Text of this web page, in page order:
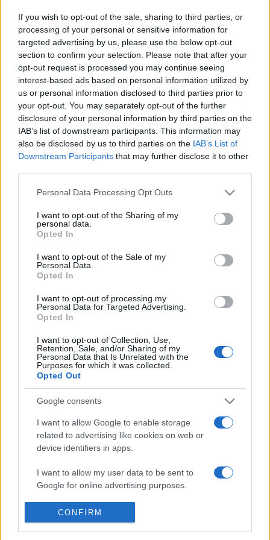
If you wish to opt-out of the sale, sharing to third parties, or
processing of your personal or sensitive information for
targeted advertising by us, please use the below opt-out
section to confirm your selection. Please note that after your
opt-out request is processed you may continue seeing
interest-based ads based on personal information utilized by
us or personal information disclosed to third parties prior to
your opt-out. You may separately opt-out of the further
disclosure of your personal information by third parties on the
IAB’s list of downstream participants. This information may
also be disclosed by us to third parties on the IAB’s List of
Downstream Participants that may further disclose it to other
Please note that this website/app uses one or more Google
not limited to your visit or usage behaviour. You may click to
grant or deny consent to Google and its third-party tags to
use your data for below specified purposes in below Google
consent section.
Personal Data Processing Opt Outs
I want to opt-out of the Sharing of my
personal data.
Opted In
I want to opt-out of the Sale of my
Personal Data.
Opted In
I want to opt-out of processing my
Personal Data for Targeted Advertising.
Opted In
I want to opt-out of Collection, Use,
Retention, Sale, and/or Sharing of my
Personal Data that Is Unrelated with the
Purposes for which it was collected.
Opted Out
Google consents
I want to allow Google to enable storage
related to advertising like cookies on web or
device identifiers in apps.
I want to allow my user data to be sent to
Google for online advertising purposes.
I want to allow Google to send me
personalized advertising.
CONFIRM
hogy a 450. évfordulóhoz olyan események, tudományos
szimpóziumok, külügyi együttműködési konferenciák, az I.
Szulejmán türbéjének lokalizálására vonatkozó kutatások és
népszerűsítő programok kapcsolódnak, amelyek
koordinációs feladatok ellátását teszik szükségessé.
Az előterjesztésnek része lesz egy, az oszmán uralkodó
síremlékének megtalálására indult kutatásokhoz nyújtandó
Az államtitkár felidézte, hogy a kormány júniusban fogadta
el a Nemzeti Várprogramot, amelynek első ütemébe került a
arról is beszélt, jó esély van rá, hogy jövőre, a várostrom
450. évfordulóján Szigetváron találkozik a magyar, a horvát
és a török államfő.
EMLÉKÉV HOPPÁL PÉTER SZIGETVÁR